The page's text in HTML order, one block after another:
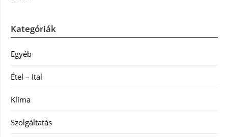
Kategóriák
Egyéb
Étel – Ital
Klíma
Szolgáltatás